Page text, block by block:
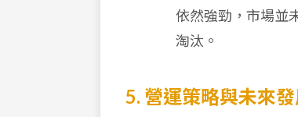
依然強勁，市場並
淘汰。
5. 營運策略與未來